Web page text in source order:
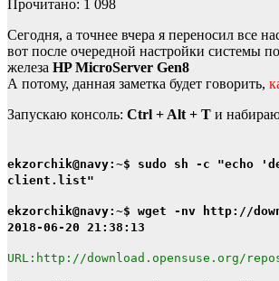
Прочитано: 1 098
Сегодня, а точнее вчера я переносил все
вот после очередной настройки системы
железа HP MicroServer Gen8
А потому, данная заметка будет говорить,
Запускаю консоль: Ctrl + Alt + T и
ekzorchik@navy:~$ sudo sh -c
client.list"
ekzorchik@navy:~$ wget -nv http://
2018-06-20 21:38:13
URL:http://download.opensuse.org/